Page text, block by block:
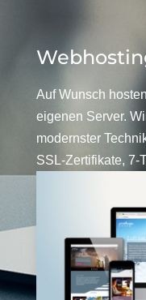
Auf Wunsch
eigenen Server.
modernster
SSL-Zertifikate, 7-